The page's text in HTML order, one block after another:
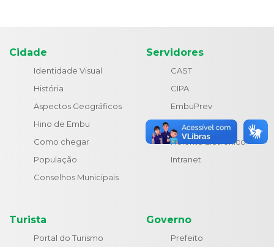
Cidade
Identidade Visual
História
Aspectos Geográficos
Hino de Embu
Como chegar
População
Conselhos Municipais
Servidores
CAST
CIPA
EmbuPrev
Estatuto
Holerite Eletrônico
Intranet
Turista
Portal do Turismo
Governo
Prefeito